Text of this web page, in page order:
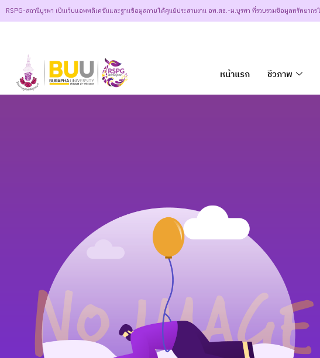
RSPG-สถานีบูรพา เป็นเว็บแอพพลิเคชันและฐานข้อมูลภายใต้ศูนย์ประสานงาน อพ.สธ.-ม.บูรพา ที่รวบรวมข้อมูลทรัพยาก
หน้าแรก ชีวภาพ